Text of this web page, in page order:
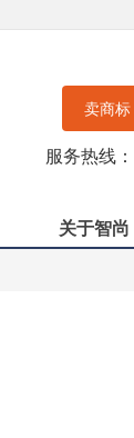
卖商标
服务热线：
关于智尚